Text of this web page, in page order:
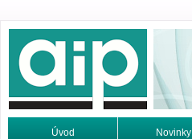
Úvod Novinky